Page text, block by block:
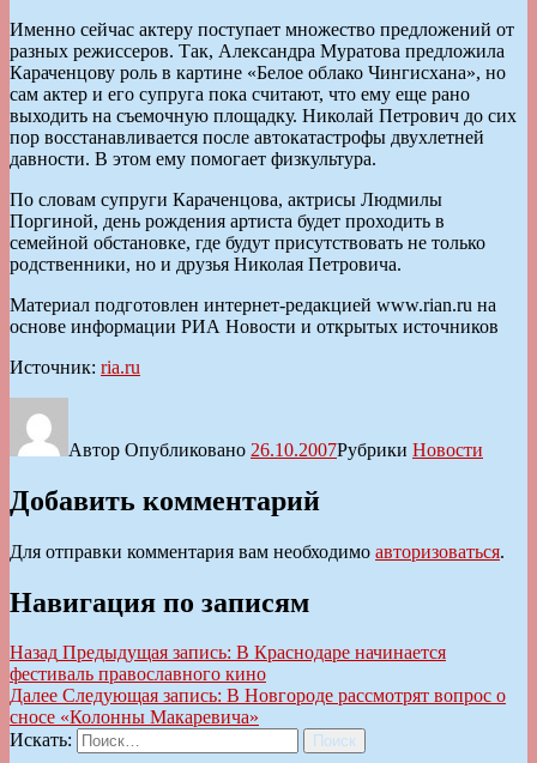
Именно сейчас актеру поступает множество предложений от
разных режиссеров. Так, Александра Муратова предложила
Караченцову роль в картине «Белое облако Чингисхана», но
сам актер и его супруга пока считают, что ему еще рано
выходить на съемочную площадку. Николай Петрович до сих
пор восстанавливается после автокатастрофы двухлетней
давности. В этом ему помогает физкультура.
По словам супруги Караченцова, актрисы Людмилы
Поргиной, день рождения артиста будет проходить в
семейной обстановке, где будут присутствовать не только
родственники, но и друзья Николая Петровича.
Материал подготовлен интернет-редакцией www.rian.ru на
основе информации РИА Новости и открытых источников
Источник: ria.ru
Автор Опубликовано 26.10.2007Рубрики Новости
Добавить комментарий
Для отправки комментария вам необходимо авторизоваться.
Навигация по записям
Назад Предыдущая запись: В Краснодаре начинается
фестиваль православного кино
Далее Следующая запись: В Новгороде рассмотрят вопрос о
сносе «Колонны Макаревича»
Искать:
Поиск